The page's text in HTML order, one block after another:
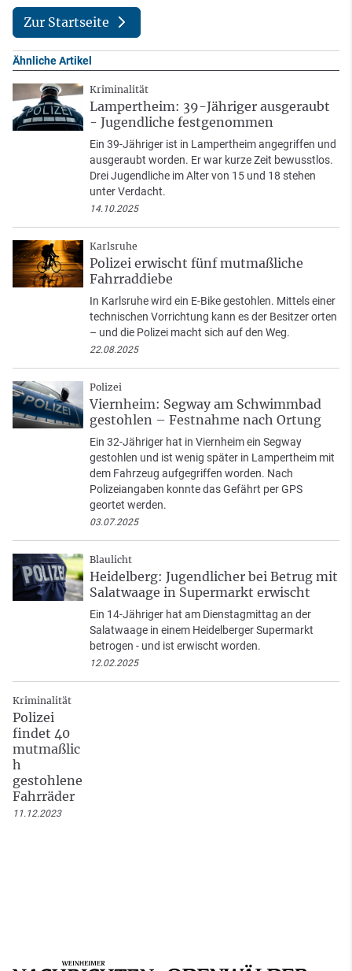
Zur Startseite
Ähnliche Artikel
Kriminalität
Lampertheim: 39-Jähriger ausgeraubt
- Jugendliche festgenommen
Ein 39-Jähriger ist in Lampertheim angegriffen und
ausgeraubt worden. Er war kurze Zeit bewusstlos.
Drei Jugendliche im Alter von 15 und 18 stehen
unter Verdacht.
14.10.2025
Karlsruhe
Polizei erwischt fünf mutmaßliche
Fahrraddiebe
In Karlsruhe wird ein E-Bike gestohlen. Mittels einer
technischen Vorrichtung kann es der Besitzer orten
– und die Polizei macht sich auf den Weg.
22.08.2025
Polizei
Viernheim: Segway am Schwimmbad
gestohlen – Festnahme nach Ortung
Ein 32-Jähriger hat in Viernheim ein Segway
gestohlen und ist wenig später in Lampertheim mit
dem Fahrzeug aufgegriffen worden. Nach
Polizeiangaben konnte das Gefährt per GPS
geortet werden.
03.07.2025
Blaulicht
Heidelberg: Jugendlicher bei Betrug mit
Salatwaage in Supermarkt erwischt
Ein 14-Jähriger hat am Dienstagmittag an der
Salatwaage in einem Heidelberger Supermarkt
betrogen - und ist erwischt worden.
12.02.2025
Kriminalität
Polizei
findet 40
mutmaßlic
h
gestohlene
Fahrräder
11.12.2023